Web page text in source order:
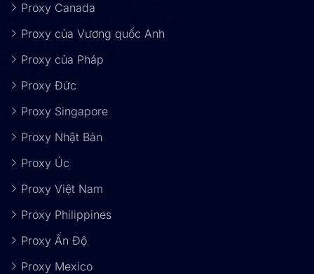
Proxy Canada
Proxy của Vương quốc Anh
Proxy của Pháp
Proxy Đức
Proxy Singapore
Proxy Nhật Bản
Proxy Úc
Proxy Việt Nam
Proxy Philippines
Proxy Ấn Độ
Proxy Mexico